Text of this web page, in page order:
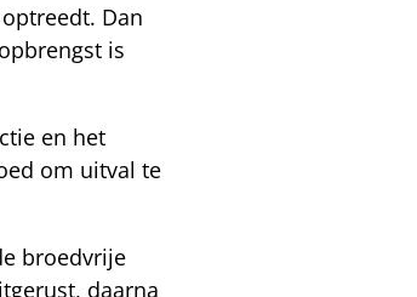
Dan
is
en het
om uitval te
broedvrije
daarna